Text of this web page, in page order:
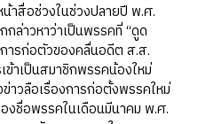
อช่วงในช่วงปลายปี พ.ศ.
ล่าวหาว่าเป็นพรรคที่ “ดูด
ารก่อตัวของคลื่นอดีต ส.ส.
าเป็นสมาชิกพรรคน้องใหม่
าวลือเรื่องการก่อตั้งพรรคใหม่
งชื่อพรรคในเดือนมีนาคม พ.ศ.